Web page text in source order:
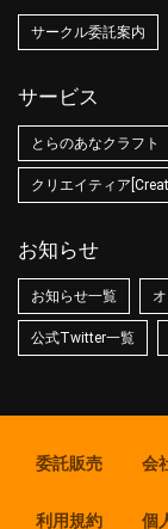
サークル委託案内
サービス
とらのあなクラフト
クリエイティア
お知らせ
お知らせ一覧
公式Twitter一覧
委託販売 会
利用規約 個